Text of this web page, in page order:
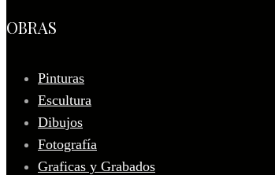
OBRAS
Pinturas
Escultura
Dibujos
Fotografía
Graficas y Grabados